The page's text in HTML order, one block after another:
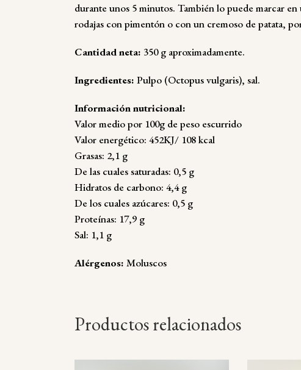
durante unos 5 minutos. También lo puede marcar
rodajas con pimentón o con un cremoso de patata,
Cantidad neta: 350 g aproximadamente.
Ingredientes: Pulpo (Octopus vulgaris), sal.
Información nutricional:
Valor medio por 100g de peso escurrido
Valor energético: 452KJ/ 108 kcal
Grasas: 2,1 g
De las cuales saturadas: 0,5 g
Hidratos de carbono: 4,4 g
De los cuales azúcares: 0,5 g
Proteínas: 17,9 g
Sal: 1,1 g
Alérgenos: Moluscos
Productos relacionados